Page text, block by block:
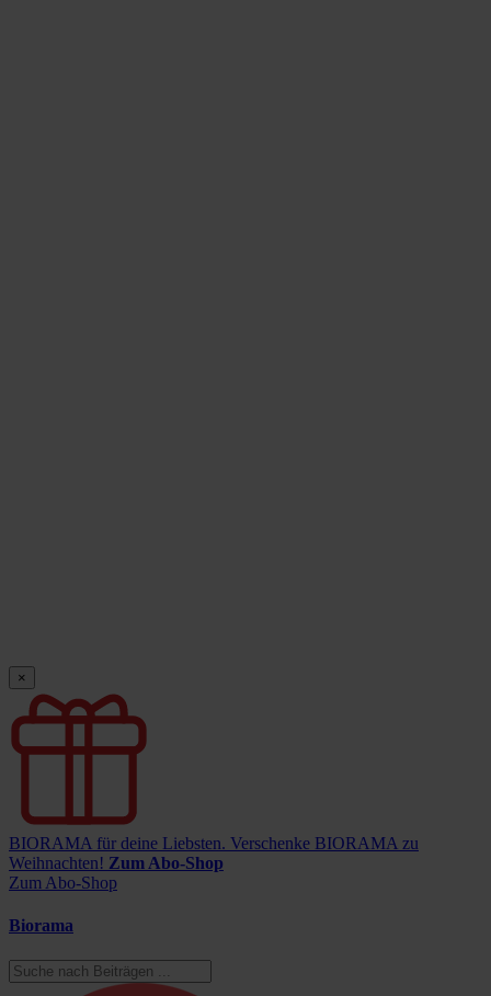
×
BIORAMA für deine Liebsten. Verschenke BIORAMA zu
Weihnachten! Zum Abo-Shop
Zum Abo-Shop
Biorama